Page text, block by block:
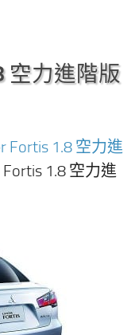
空力進階版
Fortis 1.8 空力進
1.8 空力進